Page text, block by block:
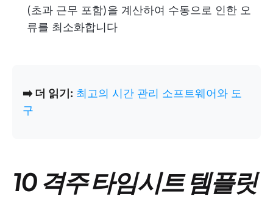
(초과 근무 포함)을 계산하여 수동으로 인한 오
류를 최소화합니다
➡️ 더 읽기: 최고의 시간 관리 소프트웨어와 도
구
10 격주 타임시트 템플릿